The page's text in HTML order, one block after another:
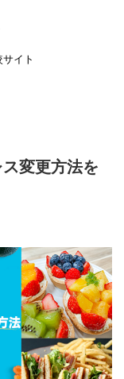
イト
変更方法を